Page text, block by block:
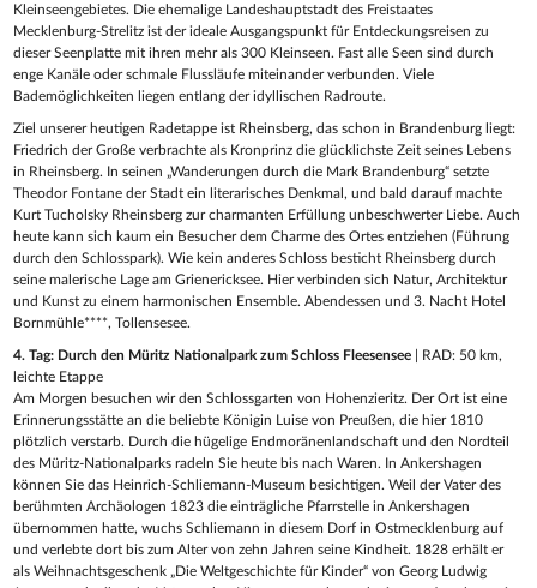
Kleinseengebietes. Die ehemalige Landeshauptstadt des Freistaates
Mecklenburg-Strelitz ist der ideale Ausgangspunkt für Entdeckungsreisen zu
dieser Seenplatte mit ihren mehr als 300 Kleinseen. Fast alle Seen sind durch
enge Kanäle oder schmale Flussläufe miteinander verbunden. Viele
Bademöglichkeiten liegen entlang der idyllischen Radroute.
Ziel unserer heutigen Radetappe ist Rheinsberg, das schon in Brandenburg liegt:
Friedrich der Große verbrachte als Kronprinz die glücklichste Zeit seines Lebens
in Rheinsberg. In seinen „Wanderungen durch die Mark Brandenburg“ setzte
Theodor Fontane der Stadt ein literarisches Denkmal, und bald darauf machte
Kurt Tucholsky Rheinsberg zur charmanten Erfüllung unbeschwerter Liebe. Auch
heute kann sich kaum ein Besucher dem Charme des Ortes entziehen (Führung
durch den Schlosspark). Wie kein anderes Schloss besticht Rheinsberg durch
seine malerische Lage am Grienericksee. Hier verbinden sich Natur, Architektur
und Kunst zu einem harmonischen Ensemble. Abendessen und 3. Nacht Hotel
Bornmühle****, Tollensesee.
4. Tag: Durch den Müritz Nationalpark zum Schloss Fleesensee | RAD: 50 km,
leichte Etappe
Am Morgen besuchen wir den Schlossgarten von Hohenzieritz. Der Ort ist eine
Erinnerungsstätte an die beliebte Königin Luise von Preußen, die hier 1810
plötzlich verstarb. Durch die hügelige Endmoränenlandschaft und den Nordteil
des Müritz-Nationalparks radeln Sie heute bis nach Waren. In Ankershagen
können Sie das Heinrich-Schliemann-Museum besichtigen. Weil der Vater des
berühmten Archäologen 1823 die einträgliche Pfarrstelle in Ankershagen
übernommen hatte, wuchs Schliemann in diesem Dorf in Ostmecklenburg auf
und verlebte dort bis zum Alter von zehn Jahren seine Kindheit. 1828 erhält er
als Weihnachtsgeschenk „Die Weltgeschichte für Kinder“ von Georg Ludwig